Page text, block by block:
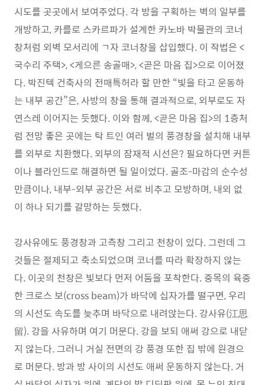
시도를 곳곳에서 보여주었다. 각 방을 구획하는 벽의 일부를
개방하고, 카를로 스카르파가 설계한 카노바 박물관의 코너
창처럼 외벽 모서리에 ㄱ자 코너창을 삽입했다. 이 작법은 <
국수리 주택>, <게으른 송골매>, <곧은 마음 집>으로 이어졌
다. 박진텍 건축사의 전매특허라 할 만한 “빛을 타고 운동하
는 내부 공간”은, 사방의 창을 통해 결과적으로, 외부로도 자
연스레 이어지는 듯했다. 이와 함께, <곧은 마음 집>의 1층처
럼 전망 좋은 곳에는 탁 트인 여러 벌의 풍경창을 설치해 내부
를 외부로 치환했다. 외부의 잠재적 시선은? 필요하다면 커튼
이나 블라인드로 해결하면 될 일이었다. 골조-마감의 순수성
만큼이나, 내부-외부 공간은 서로 비추고 모방하며, 내외 없
이 하나 되기를 갈망하는 듯했다.
강사유에도 풍경창과 고측창 그리고 천창이 있다. 그런데 그
것들은 절제되고 축소되었으며 코너를 따라 확장하지 않는
다. 이곳의 천창은 빛보다 먼저 어둠을 포착한다. 중목의 육중
한 크로스 보(cross beam)가 바닥에 십자가를 떨구면, 우리
의 시선도 속도를 늦추며 바닥으로 내려앉는다. 강사유(江思
留). 강을 사유하며 여기 머문다. 강을 보되 애써 강으로 내닫
지 않는다. 그러니 거실 전면의 강 풍경 또한 집 밖에 원경으
로 머문다. 방과 방 사이의 시선도 애써 운동하지 않는다. 거